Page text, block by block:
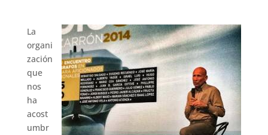
La
organi
zación
que
nos
ha
acost
umbr